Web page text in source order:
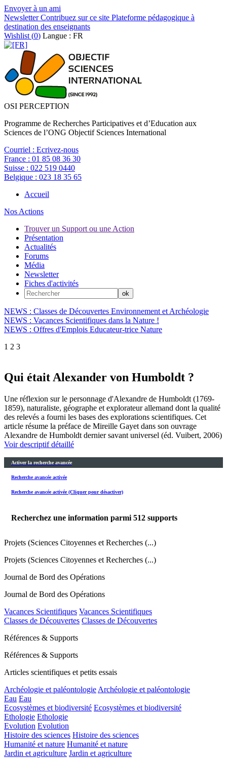
Envoyer à un ami
NewsletterContribuez sur ce site Plateforme pédagogique à
destination des enseignants
Wishlist (0) Langue : FR
OSI PERCEPTION
Programme de Recherches Participatives et d’Education aux
Sciences de l’ONG Objectif Sciences International
Courriel : Ecrivez-nous
France : 01 85 08 36 30
Suisse : 022 519 0440
Belgique : 023 18 35 65
Accueil
Nos Actions
Trouver un Support ou une Action
Présentation
Actualités
Forums
Média
Newsletter
Fiches d'activités
NEWS : Classes de Découvertes Environnement et Archéologie
NEWS : Vacances Scientifiques dans la Nature !
NEWS : Offres d'Emplois Educateur-trice Nature
1 2 3
Qui était Alexander von Humboldt ?
Une réflexion sur le personnage d'Alexandre de Humboldt (1769-
1859), naturaliste, géographe et explorateur allemand dont la qualité
des relevés a fourni les bases des explorations scientifiques. Cet
article résume la préface de Mireille Gayet dans son ouvrage
Alexandre de Humboldt dernier savant universel (éd. Vuibert, 2006)
Voir descriptif détaillé
Activer la recherche avancée
Recherche avancée activée
Recherche avancée activée (Cliquer pour désactiver)
Recherchez une information parmi 512 supports
Projets (Sciences Citoyennes et Recherches (...)
Projets (Sciences Citoyennes et Recherches (...)
Journal de Bord des Opérations
Journal de Bord des Opérations
Vacances Scientifiques Vacances Scientifiques
Classes de Découvertes Classes de Découvertes
Références & Supports
Références & Supports
Articles scientifiques et petits essais
Archéologie et paléontologie Archéologie et paléontologie
Eau Eau
Ecosystèmes et biodiversité Ecosystèmes et biodiversité
Ethologie Ethologie
Evolution Evolution
Histoire des sciences Histoire des sciences
Humanité et nature Humanité et nature
Jardin et agriculture Jardin et agriculture